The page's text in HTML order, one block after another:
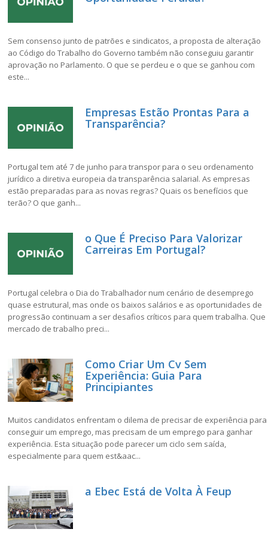
Sem consenso junto de patrões e sindicatos, a proposta de alteração
ao Código do Trabalho do Governo também não conseguiu garantir
aprovação no Parlamento. O que se perdeu e o que se ganhou com
este...
Empresas Estão Prontas Para a
Transparência?
Portugal tem até 7 de junho para transpor para o seu ordenamento
jurídico a diretiva europeia da transparência salarial. As empresas
estão preparadas para as novas regras? Quais os benefícios que
terão? O que ganh...
o Que É Preciso Para Valorizar
Carreiras Em Portugal?
Portugal celebra o Dia do Trabalhador num cenário de desemprego
quase estrutural, mas onde os baixos salários e as oportunidades de
progressão continuam a ser desafios críticos para quem trabalha. Que
mercado de trabalho preci...
Como Criar Um Cv Sem
Experiência: Guia Para
Principiantes
Muitos candidatos enfrentam o dilema de precisar de experiência para
conseguir um emprego, mas precisam de um emprego para ganhar
experiência. Esta situação pode parecer um ciclo sem saída,
especialmente para quem est&aac...
a Ebec Está de Volta À Feup